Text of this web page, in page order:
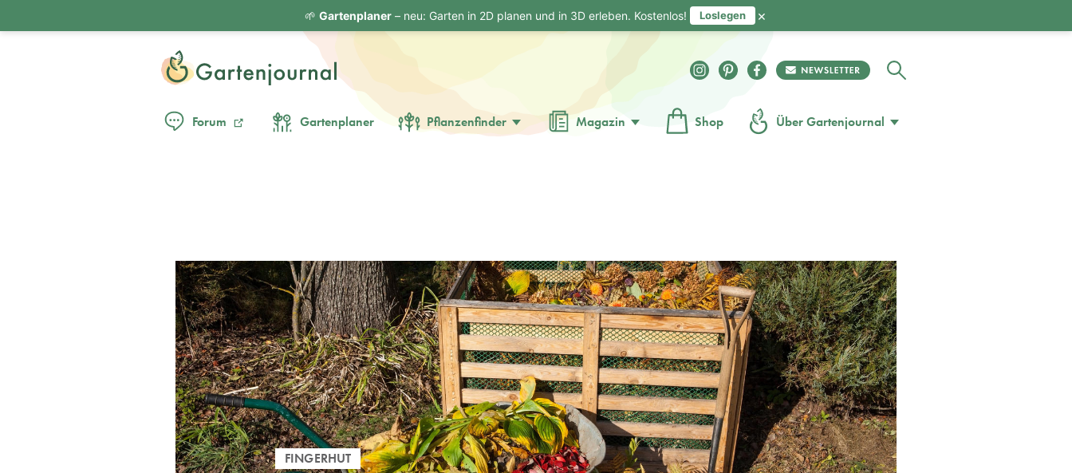
Forum Gartenplaner Pflanzenfinder Magazin Shop Über Gartenjournal
FINGERHUT
🌱 Gartenplaner– neu: Garten in 2D planen und in 3D erleben. Kostenlos! Loslegen ×